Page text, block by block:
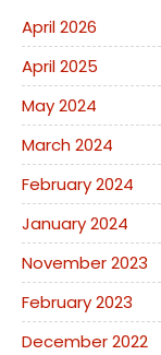
April 2026
April 2025
May 2024
March 2024
February 2024
January 2024
November 2023
February 2023
December 2022